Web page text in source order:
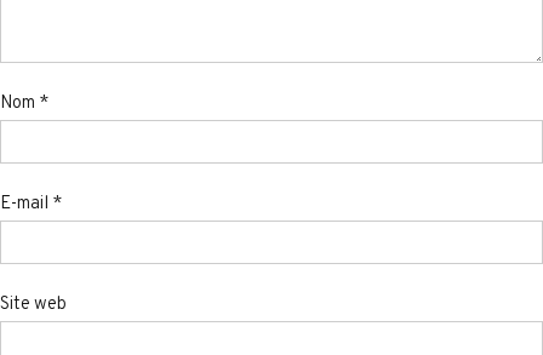
Nom *
E-mail *
Site web